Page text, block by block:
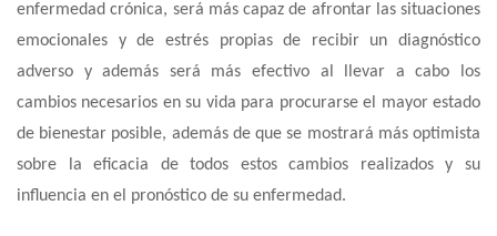
enfermedad crónica, será más capaz de afrontar las situaciones
emocionales y de estrés propias de recibir un diagnóstico
adverso y además será más efectivo al llevar a cabo los
cambios necesarios en su vida para procurarse el mayor estado
de bienestar posible, además de que se mostrará más optimista
sobre la eficacia de todos estos cambios realizados y su
influencia en el pronóstico de su enfermedad.